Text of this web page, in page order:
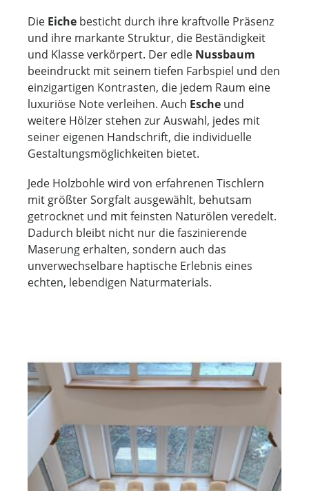
Die Eiche besticht durch ihre kraftvolle Präsenz
und ihre markante Struktur, die Beständigkeit
und Klasse verkörpert. Der edle Nussbaum
beeindruckt mit seinem tiefen Farbspiel und den
einzigartigen Kontrasten, die jedem Raum eine
luxuriöse Note verleihen. Auch Esche und
weitere Hölzer stehen zur Auswahl, jedes mit
seiner eigenen Handschrift, die individuelle
Gestaltungsmöglichkeiten bietet.
Jede Holzbohle wird von erfahrenen Tischlern
mit größter Sorgfalt ausgewählt, behutsam
getrocknet und mit feinsten Naturölen veredelt.
Dadurch bleibt nicht nur die faszinierende
Maserung erhalten, sondern auch das
unverwechselbare haptische Erlebnis eines
echten, lebendigen Naturmaterials.